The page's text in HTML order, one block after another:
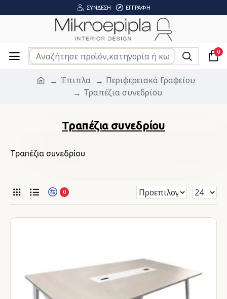
ΣΎΝΔΕΣΗ ΕΓΓΡΑΦΉ
0
Έπιπλα
Περιφερειακά Γραφείου
Τραπέζια συνεδρίου
Τραπέζια συνεδρίου
Τραπέζια συνεδρίου
0